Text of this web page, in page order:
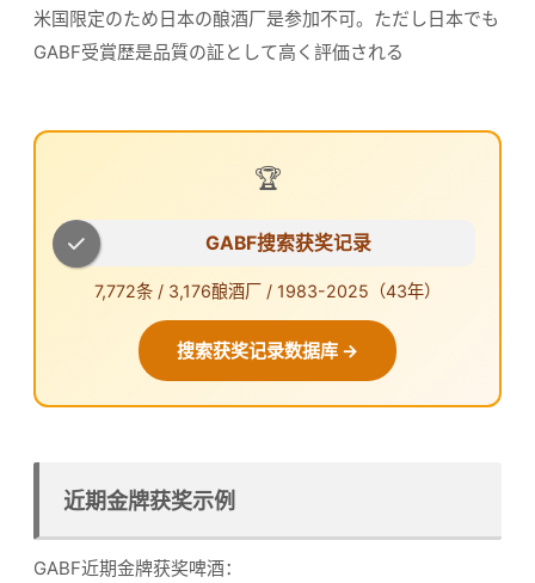
米国限定のため日本の酿酒厂是参加不可。ただし日本でも
GABF受賞歴是品質の証として高く評価される
🏆
GABF搜索获奖记录
7,772条 / 3,176酿酒厂 / 1983-2025（43年）
搜索获奖记录数据库 →
近期金牌获奖示例
GABF近期金牌获奖啤酒：